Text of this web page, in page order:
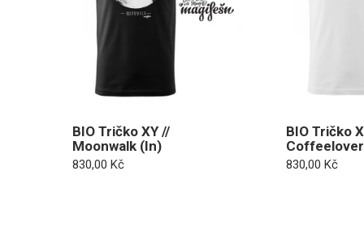
BIO Tričko XY //
Moonwalk (In)
830,00 Kč
BIO Tričko
830,00 Kč